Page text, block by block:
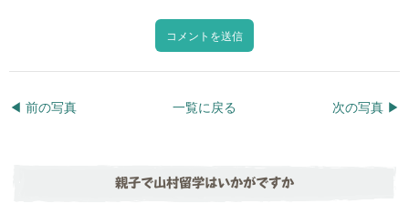
◀︎ 前の写真 次の写真 ▶︎
一覧に戻る
親子で山村留学はいかがですか